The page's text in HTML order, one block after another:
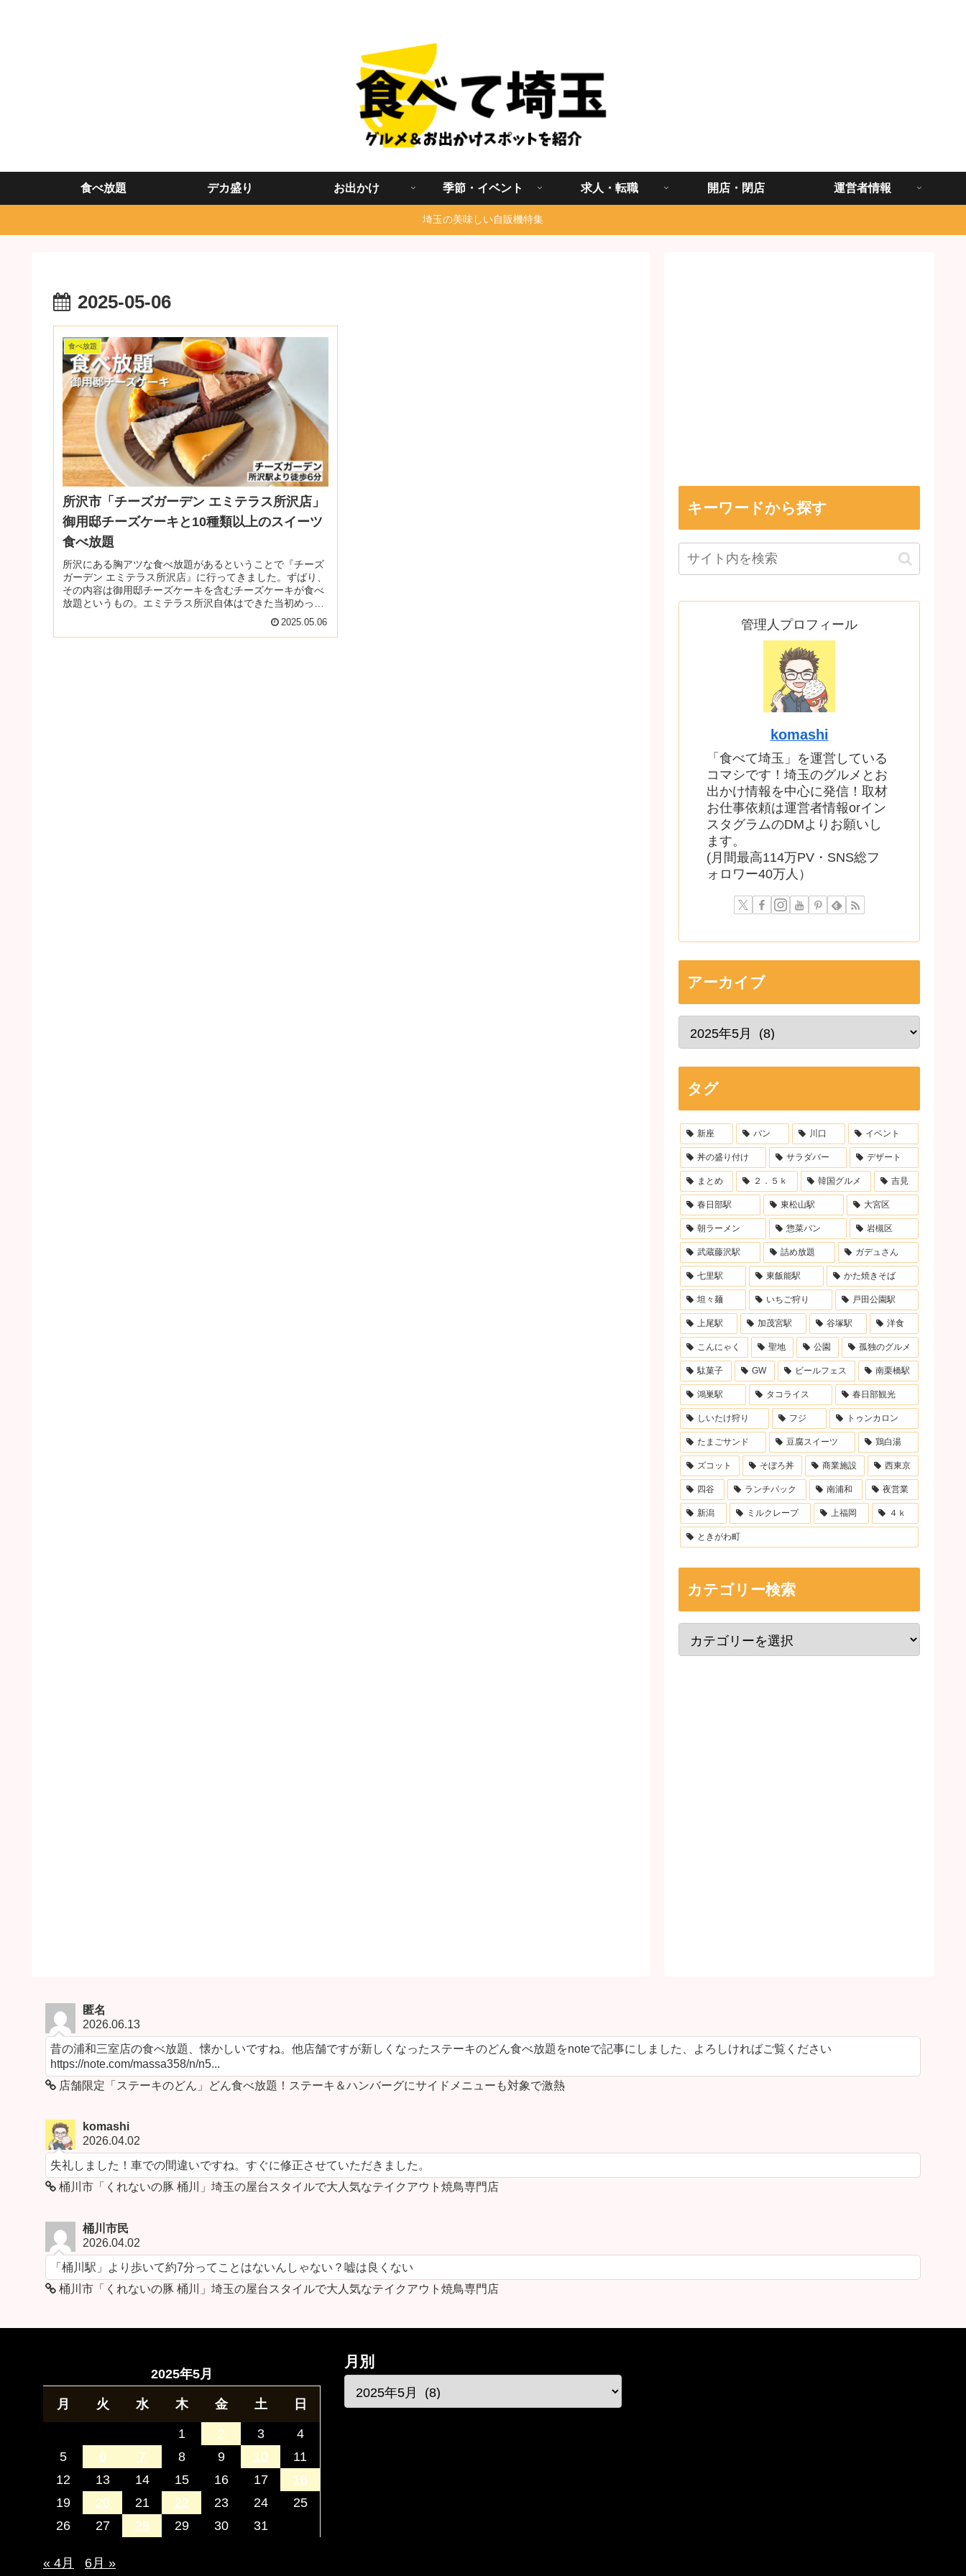
食べ放題 デカ盛り お出かけ 季節・イベント 求人・転職 開店・閉店 運営者情報
埼玉の美味しい自販機特集
2025-05-06
食べ放題
所沢市「チーズガーデン エミテラス所沢店」
御用邸チーズケーキと10種類以上のスイーツ
食べ放題
所沢にある胸アツな食べ放題があるということで『チーズ
ガーデン エミテラス所沢店』に行ってきました。ずばり、
その内容は御用邸チーズケーキを含むチーズケーキが食べ
放題というもの。エミテラス所沢自体はできた当初めっち
2025.05.06
キーワードから探す
管理人プロフィール
komashi
「食べて埼玉」を運営している
コマシです！埼玉のグルメとお
出かけ情報を中心に発信！取材
お仕事依頼は運営者情報orイン
スタグラムのDMよりお願いし
ます。
(月間最高114万PV・SNS総フ
ォロワー40万人）
アーカイブ
タグ
新座 パン 川口 イベント
丼の盛り付け サラダバー デザート
まとめ ２．５ｋ 韓国グルメ 吉見
春日部駅 東松山駅 大宮区
朝ラーメン 惣菜パン 岩槻区
武蔵藤沢駅 詰め放題 ガデュさん
七里駅 東飯能駅 かた焼きそば
坦々麺 いちご狩り 戸田公園駅
上尾駅 加茂宮駅 谷塚駅 洋食
こんにゃく 聖地 公園 孤独のグルメ
駄菓子 GW ビールフェス 南栗橋駅
鴻巣駅 タコライス 春日部観光
しいたけ狩り フジ トゥンカロン
たまごサンド 豆腐スイーツ 鶏白湯
ズコット そぼろ丼 商業施設 西東京
四谷 ランチパック 南浦和 夜営業
新潟 ミルクレープ 上福岡 ４ｋ
ときがわ町
カテゴリー検索
匿名
2026.06.13
昔の浦和三室店の食べ放題、懐かしいですね。他店舗ですが新しくなったステーキのどん食べ放題をnoteで記事にしました、よろしければご覧ください
https://note.com/massa358/n/n5...
店舗限定「ステーキのどん」どん食べ放題！ステーキ＆ハンバーグにサイドメニューも対象で激熱
komashi
2026.04.02
失礼しました！車での間違いですね。すぐに修正させていただきました。
桶川市「くれないの豚 桶川」埼玉の屋台スタイルで大人気なテイクアウト焼鳥専門店
桶川市民
2026.04.02
「桶川駅」より歩いて約7分ってことはないんしゃない？嘘は良くない
桶川市「くれないの豚 桶川」埼玉の屋台スタイルで大人気なテイクアウト焼鳥専門店
2025年5月
月 火 水 木 金 土 日
1 2 3
4
5
6 7 8 9 10
11
12
13 14 15 16 17
18
19
20 21 22 23 24
25
26
27 28 29 30 31
« 4月 6月 »
月別